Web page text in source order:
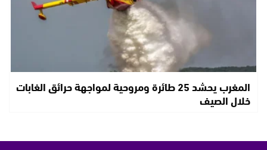
المغرب يحشد 25 طائرة ومروحية لمواجهة حرائق الغابات
خلال الصيف